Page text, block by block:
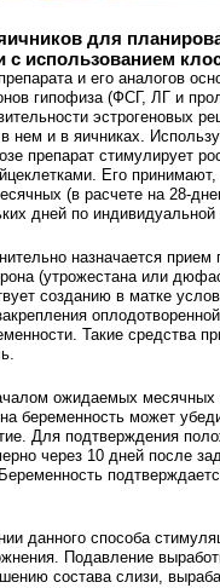
для
с использованием
и его аналогов
гипофиза (ФСГ, ЛГ и
эстрогеновых
нем и в яичниках.
препарат стимулирует
Его принимают,
(в расчете на 28-
дней по
назначается прием
(утрожестана или
созданию в матке
Такие средства
ожидаемых месячных
беременность может
Для подтверждения
через 10 дней после
данного способа
Подавление
состава слизи,